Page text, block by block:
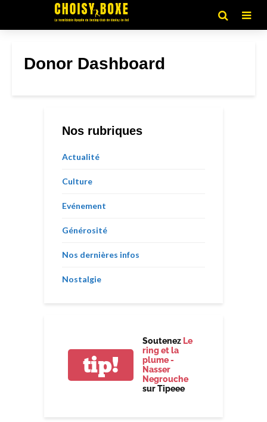
Donor Dashboard
Nos rubriques
Actualité
Culture
Evénement
Générosité
Nos dernières infos
Nostalgie
tip!
Soutenez Le
ring et la
plume -
Nasser
Negrouche
sur Tipeee